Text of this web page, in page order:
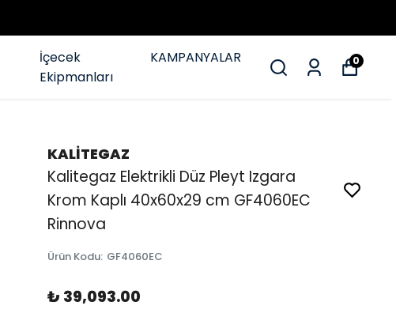
İçecek
Ekipmanları
KAMPANYALAR 0
KALİTEGAZ
Kalitegaz Elektrikli Düz Pleyt Izgara
Krom Kaplı 40x60x29 cm GF4060EC
Rinnova
Ürün Kodu: GF4060EC
₺ 39,093.00